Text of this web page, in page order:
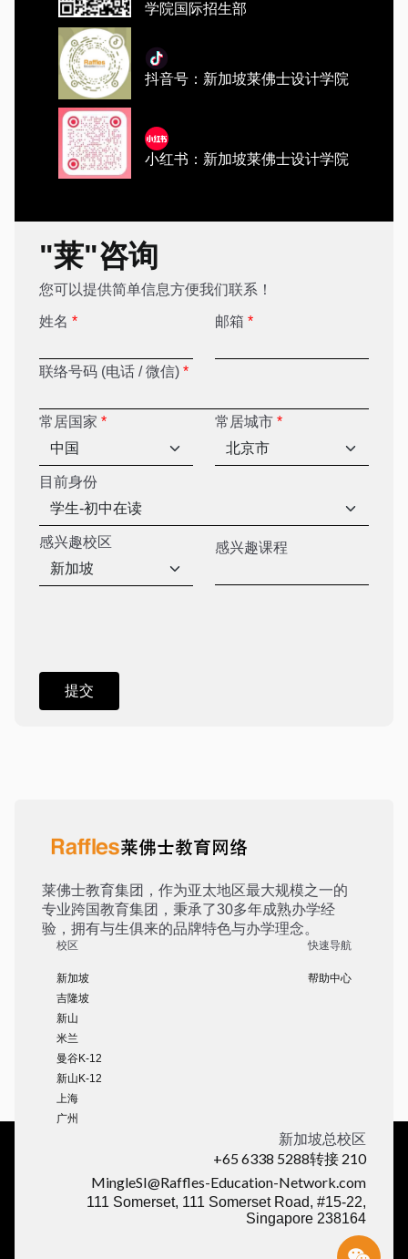
学院国际招生部
抖音号：新加坡莱佛士设计学院
小红书：新加坡莱佛士设计学院
"莱"咨询
您可以提供简单信息方便我们联系！
姓名 * 邮箱 *
联络号码 (电话 / 微信) *
常居国家 * 常居城市 *
目前身份
感兴趣校区 感兴趣课程
莱佛士教育集团，作为亚太地区最大规模之一的
专业跨国教育集团，秉承了30多年成熟办学经
验，拥有与生俱来的品牌特色与办学理念。
校区
新加坡
吉隆坡
新山
米兰
曼谷K-12
新山K-12
上海
广州
快速导航
帮助中心
新加坡总校区
+65 6338 5288转接 210
MingleSI@Raffles-Education-Network.com
111 Somerset, 111 Somerset Road, #15-22,
Singapore 238164